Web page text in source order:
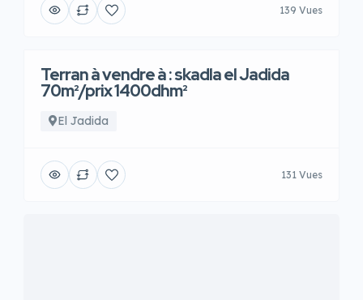
139 Vues
Terran à vendre à : skadla el Jadida
70m²/prix 1400dhm²
El Jadida
131 Vues